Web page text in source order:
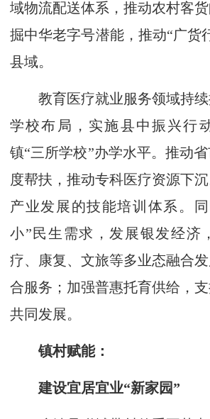
域物流配送体系，推动农村客
掘中华老字号潜能，推动“广货
县域。
教育医疗就业服务领域持续
学校布局，实施县中振兴行
镇“三所学校”办学水平。推动
度帮扶，推动专科医疗资源下
产业发展的技能培训体系。
小”民生需求，发展银发经济
疗、康复、文旅等多业态融合
合服务；加强普惠托育供给，
共同发展。
镇村赋能：
建设宜居宜业“新家园”